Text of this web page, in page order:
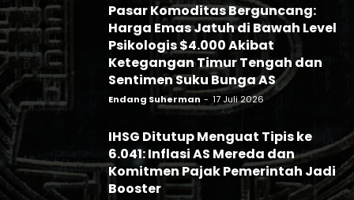
Pasar Komoditas Berguncang:
Harga Emas Jatuh di Bawah Level
Psikologis $4.000 Akibat
Ketegangan Timur Tengah dan
Sentimen Suku Bunga AS
Endang Suherman - 17 Juli 2026
IHSG Ditutup Menguat Tipis ke
6.041: Inflasi AS Mereda dan
Komitmen Pajak Pemerintah Jadi
Booster